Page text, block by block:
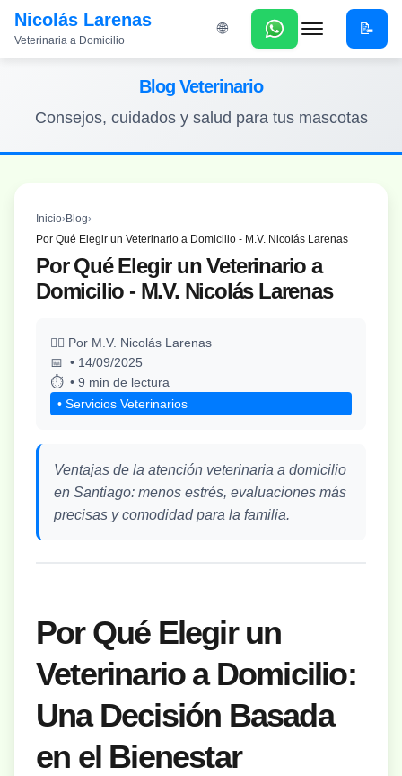
Nicolás Larenas
Veterinaria a Domicilio
🌐
Menú
📝
Blog Veterinario
Consejos, cuidados y salud para tus mascotas
Inicio›Blog›
Por Qué Elegir un Veterinario a Domicilio - M.V. Nicolás Larenas
Por Qué Elegir un Veterinario a
Domicilio - M.V. Nicolás Larenas
Por M.V. Nicolás Larenas
• 14/09/2025
• 9 min de lectura
• Servicios Veterinarios
Ventajas de la atención veterinaria a domicilio
en Santiago: menos estrés, evaluaciones más
precisas y comodidad para la familia.
Por Qué Elegir un
Veterinario a Domicilio:
Una Decisión Basada
en el Bienestar